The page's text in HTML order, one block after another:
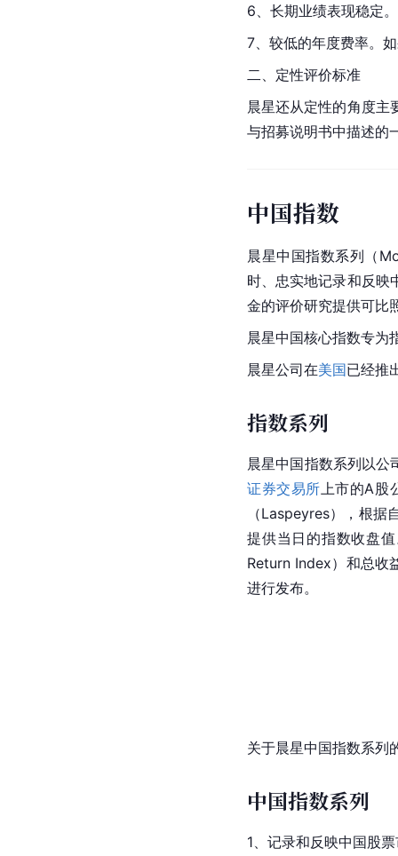
6、长期业绩表现稳定
7、较低的年度费率。
二、定性评价标准
晨星还从定性的角度主
与招募说明书中描述的
中国指数
晨星中国指数系列（
时、忠实地记录和反映
金的评价研究提供可比
晨星中国核心指数专为
晨星公司在美国已经推
指数系列
晨星中国指数系列以
证券交易所上市的A股
（Laspeyres），根
提供当日的指数收盘
Return Index）和总收
进行发布。
关于晨星中国指数系列
中国指数系列
1、记录和反映中国股